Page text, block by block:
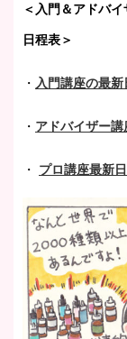
＜入門＆アドバ
日程表＞
・ 入門講座の最
・ アドバイザー
・ プロ講座最新